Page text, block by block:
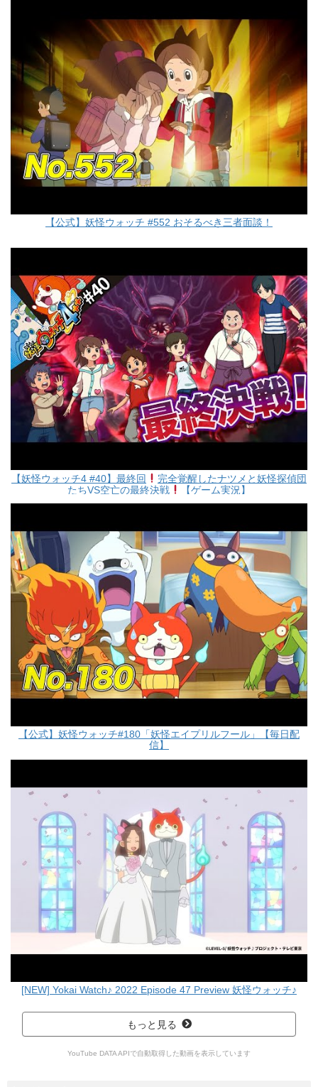
【公式】妖怪ウォッチ #552 おそるべき三者面談！
【妖怪ウォッチ4 #40】最終回
完全覚醒したナツメと妖怪探偵団
たちVS空亡の最終決戦
【ゲーム実況】
【公式】妖怪ウォッチ#180「妖怪エイプリルフール」【毎日配
信】
[NEW] Yokai Watch♪ 2022 Episode 47 Preview 妖怪ウォッチ♪
もっと見る
YouTube DATA APIで自動取得した動画を表示しています